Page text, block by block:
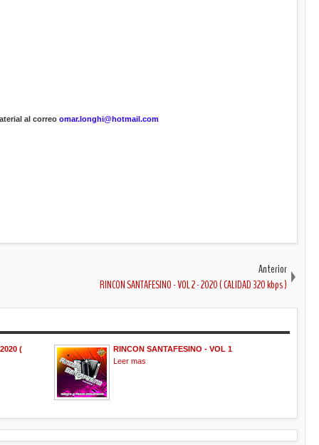
al correo omar.longhi@hotmail.com
Anterior
RINCON SANTAFESINO - VOL 2 - 2020 ( CALIDAD 320 kbps )
(
RINCON SANTAFESINO - VOL 1
Leer mas